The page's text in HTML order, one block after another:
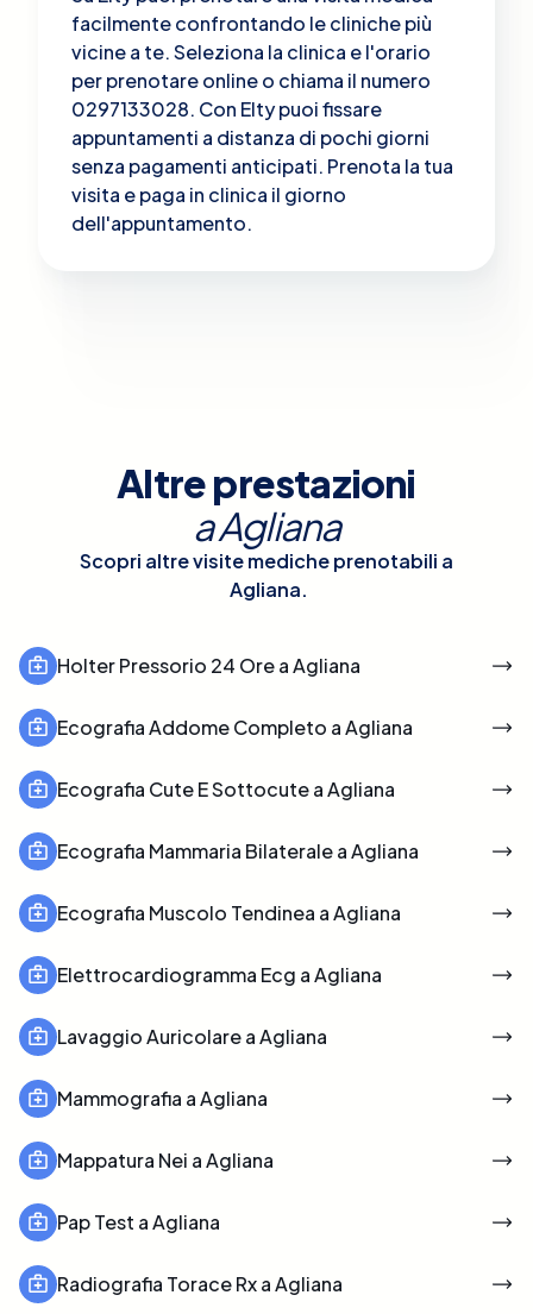
facilmente confrontando le cliniche più
vicine a te. Seleziona la clinica e l'orario
per prenotare online o chiama il numero
0297133028. Con Elty puoi fissare
appuntamenti a distanza di pochi giorni
senza pagamenti anticipati. Prenota la tua
visita e paga in clinica il giorno
dell'appuntamento.
Altre prestazioni
aAgliana
Scopri altre visite mediche prenotabili a
Agliana.
Holter Pressorio 24 Ore a Agliana
Ecografia Addome Completo a Agliana
Ecografia Cute E Sottocute a Agliana
Ecografia Mammaria Bilaterale a Agliana
Ecografia Muscolo Tendinea a Agliana
Elettrocardiogramma Ecg a Agliana
Lavaggio Auricolare a Agliana
Mammografia a Agliana
Mappatura Nei a Agliana
Pap Test a Agliana
Radiografia Torace Rx a Agliana